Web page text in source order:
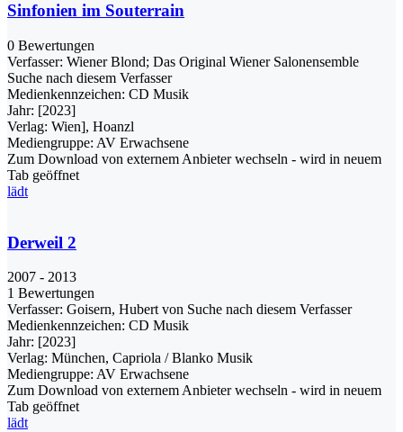
Sinfonien im Souterrain
0 Bewertungen
Verfasser: Wiener Blond; Das Original Wiener Salonensemble
Suche nach diesem Verfasser
Medienkennzeichen: CD Musik
Jahr: [2023]
Verlag: Wien], Hoanzl
Mediengruppe: AV Erwachsene
Zum Download von externem Anbieter wechseln - wird in neuem
Tab geöffnet
lädt
Derweil 2
2007 - 2013
1 Bewertungen
Verfasser: Goisern, Hubert von Suche nach diesem Verfasser
Medienkennzeichen: CD Musik
Jahr: [2023]
Verlag: München, Capriola / Blanko Musik
Mediengruppe: AV Erwachsene
Zum Download von externem Anbieter wechseln - wird in neuem
Tab geöffnet
lädt